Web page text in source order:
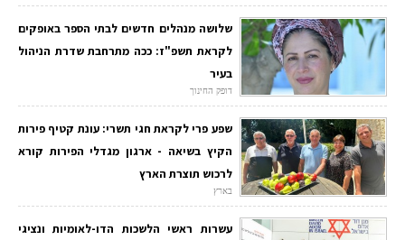
שלושה מנהלים חדשים לבתי הספר באופקים
לקראת תשפ"ז: ככה מתרחבת שדרת הניהול
בעיר
דופק החינוך
שפע פרי לקראת חגי תשרי: עונת קטיף פירות
הקיץ בשיאה - ארגון מגדלי הפירות קורא
לרכוש תוצרת הארץ
בארץ
עשרות ראשי הלשכות הדו-לאומיות ונציגי